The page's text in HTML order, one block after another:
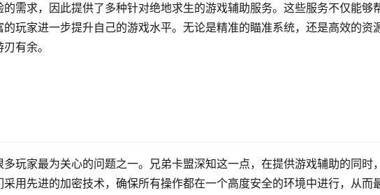
需求，因此提供了多种针对绝地求生的游戏辅助服务。这些服务不仅能够
玩家进一步提升自己的游戏水平。无论是精准的瞄准系统，还是高效的资
有余。
玩家最为关心的问题之一。兄弟卡盟深知这一点，在提供游戏辅助的同时
用先进的加密技术，确保所有操作都在一个高度安全的环境中进行，从而